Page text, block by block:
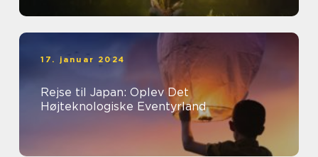
17. januar 2024
Rejse til Japan: Oplev Det
Højteknologiske Eventyrland